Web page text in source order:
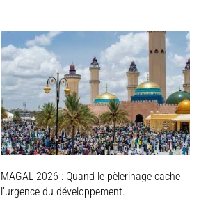
MAGAL 2026 : Quand le pèlerinage cache
l’urgence du développement.